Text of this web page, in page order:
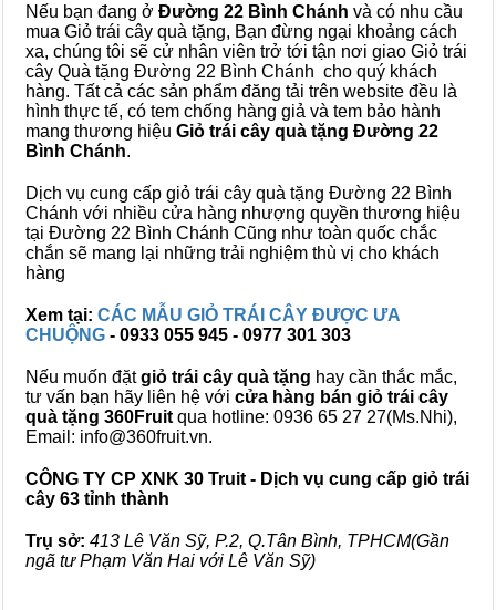
Nếu bạn đang ở Đường 22 Bình Chánh và có nhu cầu
mua Giỏ trái cây quà tặng, Bạn đừng ngại khoảng cách
xa, chúng tôi sẽ cử nhân viên trở tới tận nơi giao Giỏ trái
cây Quà tặng Đường 22 Bình Chánh cho quý khách
hàng. Tất cả các sản phẩm đăng tải trên website đều là
hình thực tế, có tem chống hàng giả và tem bảo hành
mang thương hiệu Giỏ trái cây quà tặng Đường 22
Bình Chánh.
Dịch vụ cung cấp giỏ trái cây quà tặng Đường 22 Bình
Chánh với nhiều cửa hàng nhượng quyền thương hiệu
tại Đường 22 Bình Chánh Cũng như toàn quốc chắc
chắn sẽ mang lại những trải nghiệm thù vị cho khách
hàng
Xem tại: CÁC MẪU GIỎ TRÁI CÂY ĐƯỢC ƯA
CHUỘNG - 0933 055 945 - 0977 301 303
Nếu muốn đặtgiỏ trái cây quà tặng hay cần thắc mắc,
tư vấn bạn hãy liên hệ với cửa hàng bán giỏ trái cây
quà tặng 360Fruit qua hotline: 0936 65 27 27(Ms.Nhi),
Email: info@360fruit.vn.
CÔNG TY CP XNK 30 Truit - Dịch vụ cung cấp giỏ trái
cây 63 tỉnh thành
Trụ sở: 413 Lê Văn Sỹ, P.2, Q.Tân Bình, TPHCM(Gần
ngã tư Phạm Văn Hai với Lê Văn Sỹ)